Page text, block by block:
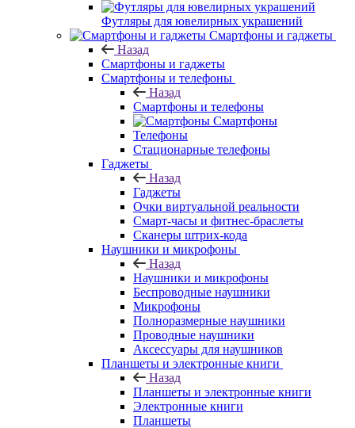
Футляры для ювелирных украшений
Смартфоны и гаджеты
Назад
Смартфоны и гаджеты
Смартфоны и телефоны
Назад
Смартфоны и телефоны
Смартфоны
Телефоны
Стационарные телефоны
Гаджеты
Назад
Гаджеты
Очки виртуальной реальности
Смарт-часы и фитнес-браслеты
Сканеры штрих-кода
Наушники и микрофоны
Назад
Наушники и микрофоны
Беспроводные наушники
Микрофоны
Полноразмерные наушники
Проводные наушники
Аксессуары для наушников
Планшеты и электронные книги
Назад
Планшеты и электронные книги
Электронные книги
Планшеты